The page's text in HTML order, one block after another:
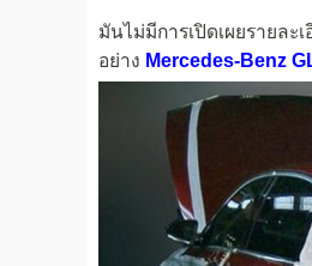
มันไม่มีการเปิดเผยรายละ
อย่าง Mercedes-Benz